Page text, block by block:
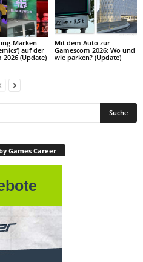
Marken
auf der
2026 (Update)
Mit dem Auto zur
Gamescom 2026: Wo und
wie parken? (Update)
Games Career